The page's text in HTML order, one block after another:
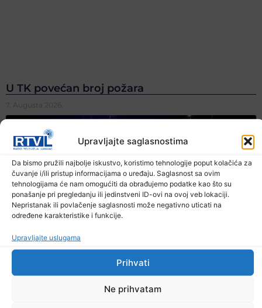
Upravljajte saglasnostima
Da bismo pružili najbolje iskustvo, koristimo tehnologije poput kolačića za
čuvanje i/ili pristup informacijama o uređaju. Saglasnost sa ovim
tehnologijama će nam omogućiti da obrađujemo podatke kao što su
ponašanje pri pregledanju ili jedinstveni ID-ovi na ovoj veb lokaciji.
Nepristanak ili povlačenje saglasnosti može negativno uticati na
određene karakteristike i funkcije.
Upravljajte uslugama
Prihvati
Ne prihvatam
U TK povećan broj požara
7. Augusta 2026.